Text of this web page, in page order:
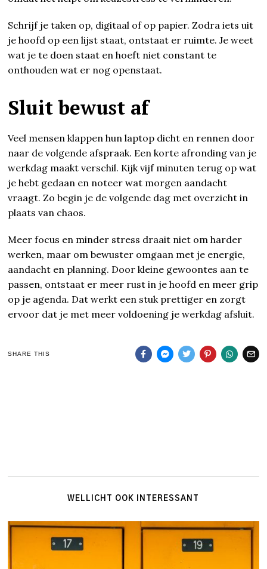
Schrijf je taken op, digitaal of op papier. Zodra iets uit
je hoofd op een lijst staat, ontstaat er ruimte. Je weet
wat je te doen staat en hoeft niet constant te
onthouden wat er nog openstaat.
Sluit bewust af
Veel mensen klappen hun laptop dicht en rennen door
naar de volgende afspraak. Een korte afronding van je
werkdag maakt verschil. Kijk vijf minuten terug op wat
je hebt gedaan en noteer wat morgen aandacht
vraagt. Zo begin je de volgende dag met overzicht in
plaats van chaos.
Meer focus en minder stress draait niet om harder
werken, maar om bewuster omgaan met je energie,
aandacht en planning. Door kleine gewoontes aan te
passen, ontstaat er meer rust in je hoofd en meer grip
op je agenda. Dat werkt een stuk prettiger en zorgt
ervoor dat je met meer voldoening je werkdag afsluit.
SHARE THIS
WELLICHT OOK INTERESSANT